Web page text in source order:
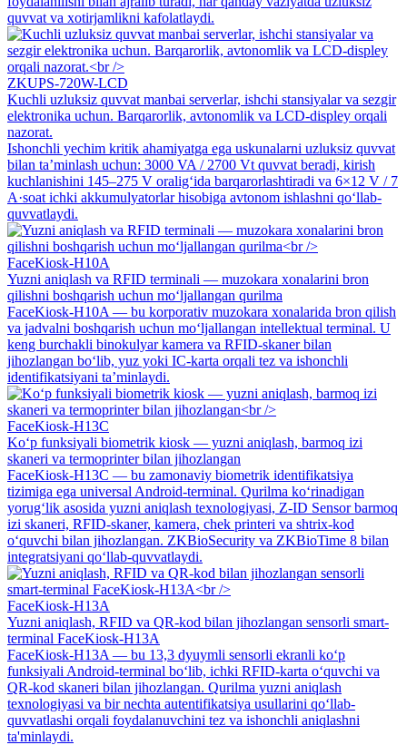
quvvat va xotirjamlikni kafolatlaydi.
ZKUPS-720W-LCD
Kuchli uzluksiz quvvat manbai serverlar, ishchi stansiyalar va sezgir
elektronika uchun. Barqarorlik, avtonomlik va LCD-displey orqali
nazorat.
Ishonchli yechim kritik ahamiyatga ega uskunalarni uzluksiz quvvat
bilan ta’minlash uchun: 3000 VA / 2700 Vt quvvat beradi, kirish
kuchlanishini 145–275 V oralig‘ida barqarorlashtiradi va 6×12 V / 7
A·soat ichki akkumulyatorlar hisobiga avtonom ishlashni qo‘llab-
quvvatlaydi.
FaceKiosk-H10A
Yuzni aniqlash va RFID terminali — muzokara xonalarini bron
qilishni boshqarish uchun mo‘ljallangan qurilma
FaceKiosk-H10A — bu korporativ muzokara xonalarida bron qilish
va jadvalni boshqarish uchun mo‘ljallangan intellektual terminal. U
keng burchakli binokulyar kamera va RFID-skaner bilan
jihozlangan bo‘lib, yuz yoki IC-karta orqali tez va ishonchli
identifikatsiyani ta’minlaydi.
FaceKiosk-H13C
Ko‘p funksiyali biometrik kiosk — yuzni aniqlash, barmoq izi
skaneri va termoprinter bilan jihozlangan
FaceKiosk-H13C — bu zamonaviy biometrik identifikatsiya
tizimiga ega universal Android-terminal. Qurilma ko‘rinadigan
yorug‘lik asosida yuzni aniqlash texnologiyasi, Z-ID Sensor barmoq
izi skaneri, RFID-skaner, kamera, chek printeri va shtrix-kod
o‘quvchi bilan jihozlangan. ZKBioSecurity va ZKBioTime 8 bilan
integratsiyani qo‘llab-quvvatlaydi.
FaceKiosk-H13A
Yuzni aniqlash, RFID va QR-kod bilan jihozlangan sensorli smart-
terminal FaceKiosk-H13A
FaceKiosk-H13A — bu 13,3 dyuymli sensorli ekranli ko‘p
funksiyali Android-terminal bo‘lib, ichki RFID-karta o‘quvchi va
QR-kod skaneri bilan jihozlangan. Qurilma yuzni aniqlash
texnologiyasi va bir nechta autentifikatsiya usullarini qo‘llab-
quvvatlashi orqali foydalanuvchini tez va ishonchli aniqlashni
ta'minlaydi.